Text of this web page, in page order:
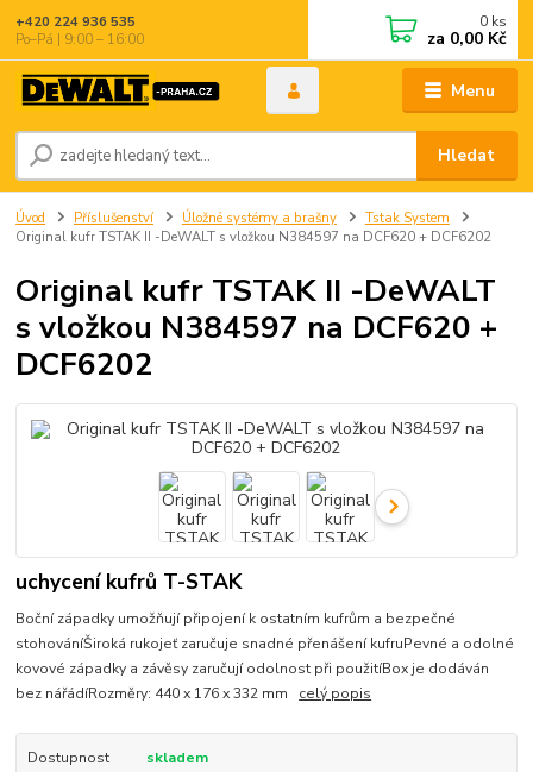
Menu
Hledat
+420 224 936 535
Po–Pá | 9:00 – 16:00
0 ks
za 0,00 Kč
Úvod Příslušenství Úložné systémy a brašny
Tstak System
Original kufr TSTAK II -DeWALT s vložkou N384597 na DCF620 + DCF6202
Original kufr TSTAK II -DeWALT
s vložkou N384597 na DCF620 +
DCF6202
uchycení kufrů T-STAK
Boční západky umožňují připojení k ostatním kufrům a bezpečné
stohováníŠiroká rukojeť zaručuje snadné přenášení kufruPevné a odolné
kovové západky a závěsy zaručují odolnost při použitíBox je dodáván
bez nářádíRozměry: 440 x 176 x 332 mm celý popis
Dostupnost skladem